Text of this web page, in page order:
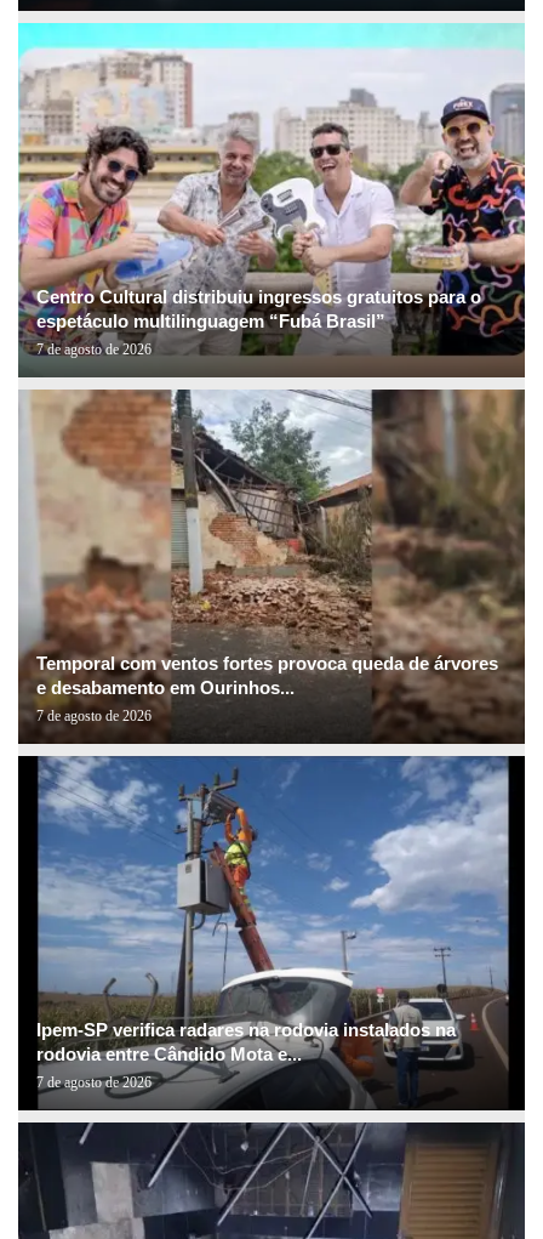
Centro Cultural distribuiu ingressos gratuitos para o
espetáculo multilinguagem “Fubá Brasil”
7 de agosto de 2026
Temporal com ventos fortes provoca queda de árvores
e desabamento em Ourinhos...
7 de agosto de 2026
Ipem-SP verifica radares na rodovia instalados na
rodovia entre Cândido Mota e...
7 de agosto de 2026